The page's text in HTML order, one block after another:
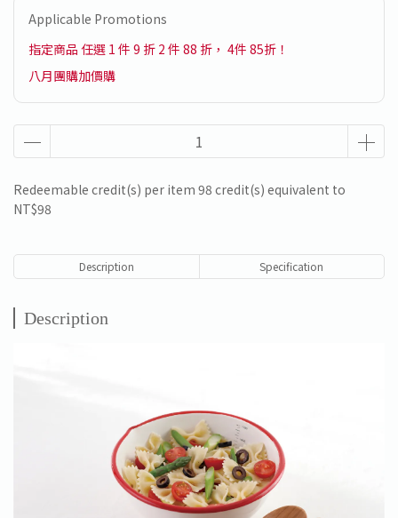
Applicable Promotions
指定商品 任選 1 件 9 折 2 件 88 折， 4件 85折！
八月團購加價購
Redeemable credit(s) per item 98 credit(s) equivalent to
NT$98
Description Specification
Description